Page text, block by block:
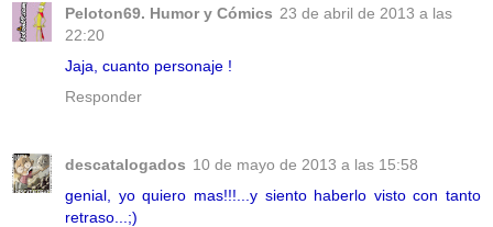
Peloton69. Humor y Cómics 23 de abril de 2013 a las
22:20
Jaja, cuanto personaje !
Responder
descatalogados 10 de mayo de 2013 a las 15:58
genial, yo quiero mas!!!...y siento haberlo visto con tanto
retraso...;)